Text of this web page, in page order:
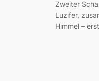
Zweiter
Luzifer,
Himmel –